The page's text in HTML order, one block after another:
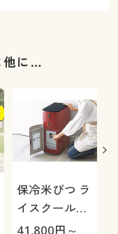
他に…
保冷米びつ ラ
イスクール
HRC-
41,800円～